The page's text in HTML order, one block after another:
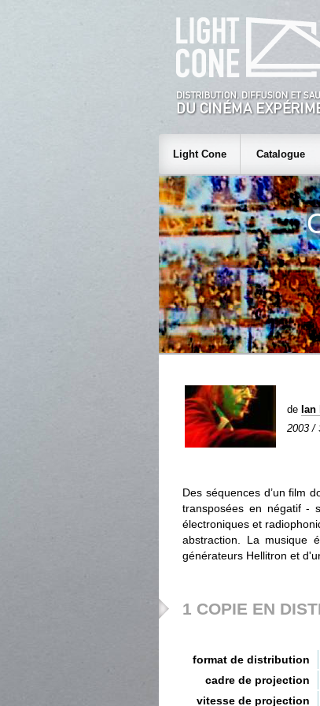
Light Cone Catalogue
de
2003 /
Des séquences d’un film
transposées en négatif -
électroniques et
abstraction. La musique
générateurs Hellitron et
1 COPIE EN
format de distribution
cadre de projection
vitesse de projection